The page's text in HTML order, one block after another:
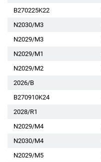
B270225K22
N2030/M3
N2029/M3
N2029/M1
N2029/M2
2026/B
B270910K24
2028/R1
N2029/M4
N2030/M4
N2029/M5